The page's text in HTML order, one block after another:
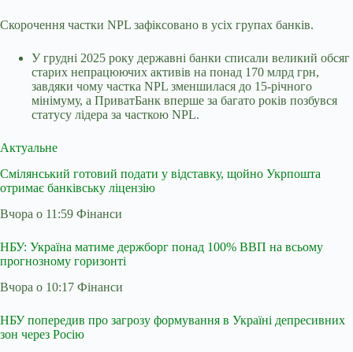
Скорочення частки NPL зафіксовано в усіх групах банків.
У грудні 2025 року державні банки списали великий обсяг
старих непрацюючих активів на понад 170 млрд грн,
завдяки чому частка NPL зменшилася до 15-річного
мінімуму, а ПриватБанк вперше за багато років позбувся
статусу лідера за часткою NPL.
Актуальне
Смілянський готовий подати у відставку, щойно Укрпошта
отримає банківську ліцензію
Вчора о 11:59 Фінанси
НБУ: Україна матиме держборг понад 100% ВВП на всьому
прогнозному горизонті
Вчора о 10:17 Фінанси
НБУ попередив про загрозу формування в Україні депресивних
зон через Росію